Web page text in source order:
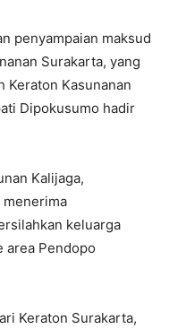
penyampaian maksud
Surakarta, yang
Keraton Kasunanan
Dipokusumo hadir
Kalijaga,
menerima
keluarga
area Pendopo
Keraton Surakarta,